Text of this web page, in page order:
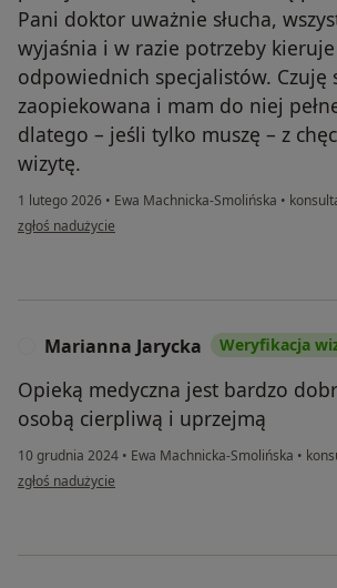
Pani doktor uważnie słucha,
wyjaśnia i w razie potrzeby
odpowiednich specjalistów. Czuję
zaopiekowana i mam do niej
dlatego – jeśli tylko muszę – z
wizytę.
1 lutego 2026 • Ewa Machnicka-Smolińska •
w opinii użytkownika Monika J.
zgłoś nadużycie
Marianna Jarycka Weryfikacja
Opieką medyczna jest bardzo
osobą cierpliwą i uprzejmą
10 grudnia 2024 • Ewa Machnicka-Smolińska •
w opinii użytkownika Marianna Jarycka
zgłoś nadużycie